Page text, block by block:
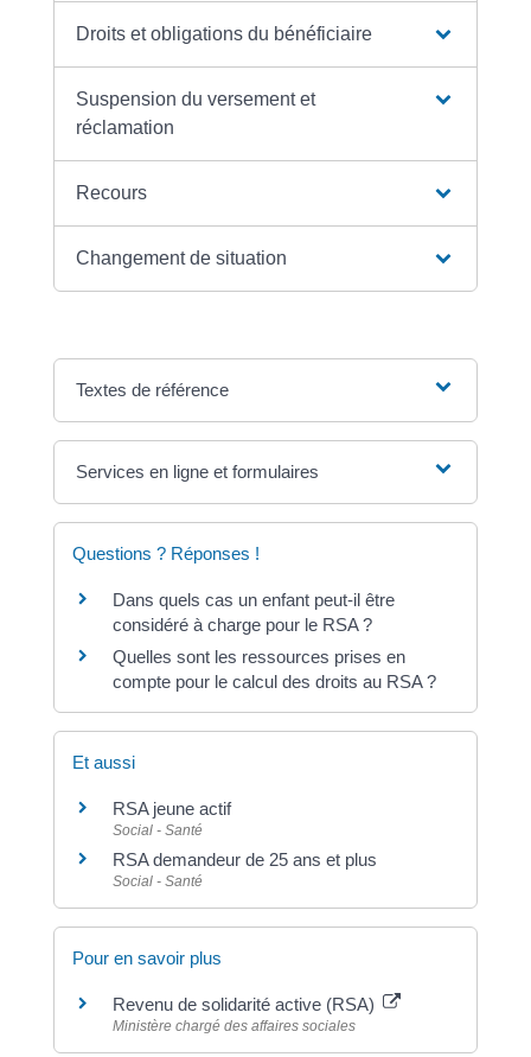
Droits et obligations du bénéficiaire
Suspension du versement et
réclamation
Recours
Changement de situation
Textes de référence
Services en ligne et formulaires
Questions ? Réponses !
Dans quels cas un enfant peut-il être
considéré à charge pour le RSA ?
Quelles sont les ressources prises en
compte pour le calcul des droits au RSA ?
Et aussi
RSA jeune actif
Social - Santé
RSA demandeur de 25 ans et plus
Social - Santé
Pour en savoir plus
Revenu de solidarité active (RSA)
Ministère chargé des affaires sociales